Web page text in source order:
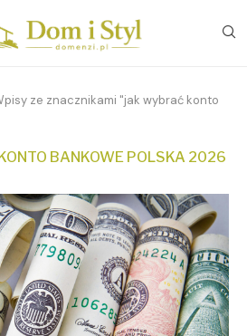
ze znacznikami "jak wybrać konto
BANKOWE POLSKA 2026